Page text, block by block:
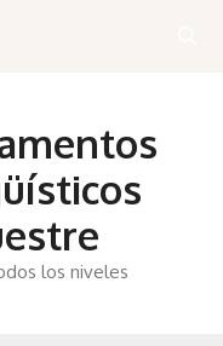
los niveles